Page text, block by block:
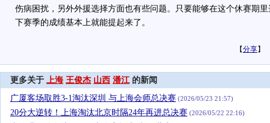
伤病困扰，另外外援选择方面也有些问题。只要能够在这个休赛期
下赛季的成绩基本上就能提起来了。
【分享】
更多关于 上海 王俊杰 山西 潘江的新闻
广厦客场取胜3-1淘汰深圳 与上海会师总决赛 (2026/05/23 21:57)
20分大逆转！上海淘汰北京时隔24年再进总决赛 (2026/05/22 22:16)